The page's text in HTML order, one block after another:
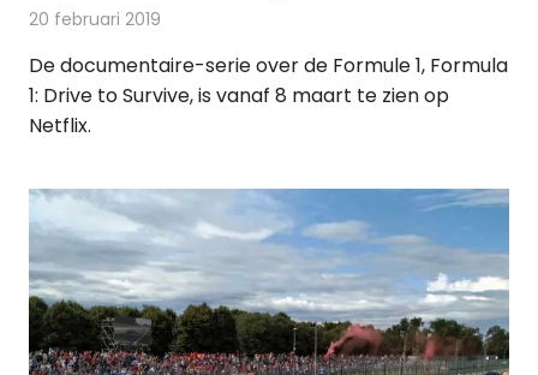
20 februari 2019
De documentaire-serie over de Formule 1, Formula
1: Drive to Survive, is vanaf 8 maart te zien op
Netflix.